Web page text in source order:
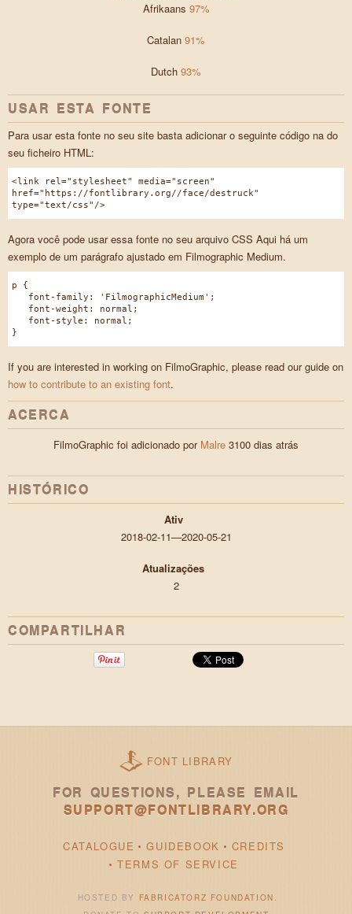
Afrikaans 97%
Catalan 91%
Dutch 93%
USAR ESTA FONTE
Para usar esta fonte no seu site basta adicionar o seguinte código na do
seu ficheiro HTML:
<link rel="stylesheet" media="screen"
href="https://fontlibrary.org//face/destruck"
type="text/css"/>
Agora você pode usar essa fonte no seu arquivo CSS Aqui há um
exemplo de um parágrafo ajustado em Filmographic Medium.
p {
font-family: 'FilmographicMedium';
font-weight: normal;
font-style: normal;
}
If you are interested in working on FilmoGraphic, please read our guide on
how to contribute to an existing font.
ACERCA
FilmoGraphic foi adicionado por Malre 3100 dias atrás
HISTÓRICO
Ativ
2018-02-11—2020-05-21
Atualizações
2
COMPARTILHAR
FONT LIBRARY
FOR QUESTIONS, PLEASE EMAIL
SUPPORT@FONTLIBRARY.ORG
CATALOGUE GUIDEBOOK
CREDITS
TERMS OF SERVICE
HOSTED BY FABRICATORZ FOUNDATION .